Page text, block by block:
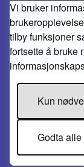
Vi bruker
tilby funksjoner
fortsette å bruke
Kun
Godta alle